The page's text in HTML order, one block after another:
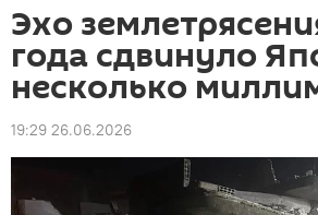
Эхо
года сдвинуло
несколько
19:29 26.06.2026